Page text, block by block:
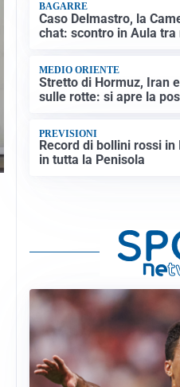
BAGARRE
Caso Delmastro, la
chat: scontro in Aula
MEDIO ORIENTE
Stretto di Hormuz, Iran
sulle rotte: si apre la
PREVISIONI
Record di bollini rossi
in tutta la Penisola